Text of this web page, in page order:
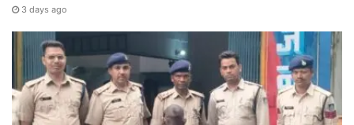
3 days ago